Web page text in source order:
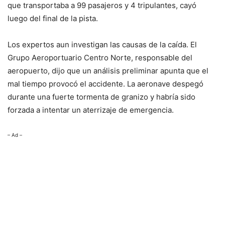
que transportaba a 99 pasajeros y 4 tripulantes, cayó
luego del final de la pista.
Los expertos aun investigan las causas de la caída. El
Grupo Aeroportuario Centro Norte, responsable del
aeropuerto, dijo que un análisis preliminar apunta que el
mal tiempo provocó el accidente. La aeronave despegó
durante una fuerte tormenta de granizo y habría sido
forzada a intentar un aterrizaje de emergencia.
– Ad –